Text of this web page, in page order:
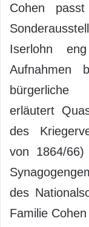
Cohen
Iserlohn
bürgerliche
erläutert
des
von 1864/
des
Familie